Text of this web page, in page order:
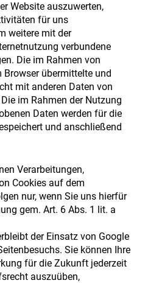
Website auszuwerten,
für uns
weitere mit der
verbundene
Die im Rahmen von
übermittelte und
mit anderen Daten von
im Rahmen der Nutzung
Daten werden für die
und anschließend
Verarbeitungen,
Cookies auf dem
nur, wenn Sie uns hierfür
gem. Art. 6 Abs. 1 lit. a
der Einsatz von Google
Sie können Ihre
für die Zukunft jederzeit
auszuüben,